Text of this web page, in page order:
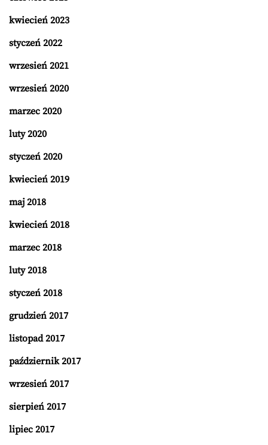
kwiecień 2023
styczeń 2022
wrzesień 2021
wrzesień 2020
marzec 2020
luty 2020
styczeń 2020
kwiecień 2019
maj 2018
kwiecień 2018
marzec 2018
luty 2018
styczeń 2018
grudzień 2017
listopad 2017
październik 2017
wrzesień 2017
sierpień 2017
lipiec 2017